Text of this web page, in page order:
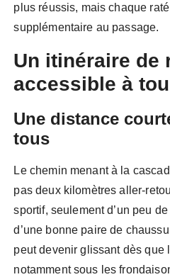
plus réussis, mais chaque
supplémentaire au passage.
Un itinéraire de
accessible à
Une distance
tous
Le chemin menant à la
pas deux kilomètres aller-
sportif, seulement d’un peu
d’une bonne paire de
peut devenir glissant dès que
notamment sous les